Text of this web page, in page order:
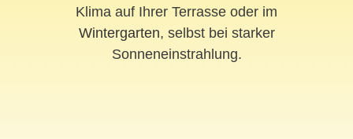
Klima auf Ihrer Terrasse oder im
Wintergarten, selbst bei starker
Sonneneinstrahlung.